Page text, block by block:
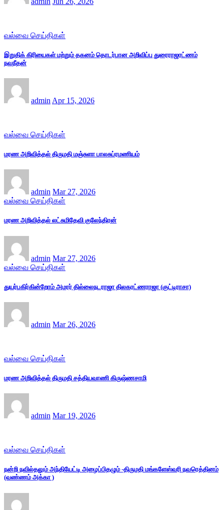
வல்வை செய்திகள்
இறுதிக் கிரியைகள் மற்றும் தகனம் தொடர்பான அறிவிப்பு துரைராஜரட்ணம்
நவநீதன்
admin Apr 15, 2026
வல்வை செய்திகள்
மரண அறிவித்தல் திருமதி மஞ்சுளா பாலசுப்ரமணியம்
admin Mar 27, 2026
வல்வை செய்திகள்
மரண அறிவித்தல் லட்சுமிதேவி குலேந்திரன்
admin Mar 27, 2026
வல்வை செய்திகள்
துயர்பகிர்கின்றோம் அமரர் தில்லைநடராஜா திலகரட்ணராஜா (குட்டிராசா)
admin Mar 26, 2026
வல்வை செய்திகள்
மரண அறிவித்தல் திருமதி சத்தியவாணி கிருஷ்ணசாமி
admin Mar 19, 2026
வல்வை செய்திகள்
நன்றி நவில்தலும் அந்தியேட்டி அழைப்பிதழும் -திருமதி மங்களேஸ்வரி நவரெத்தினம்
(வண்ணம் அக்கா )